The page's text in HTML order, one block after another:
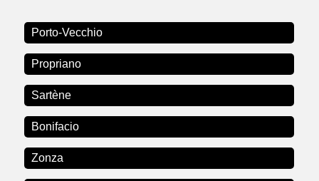
Porto-Vecchio
Propriano
Sartène
Bonifacio
Zonza